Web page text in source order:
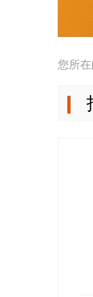
您所在